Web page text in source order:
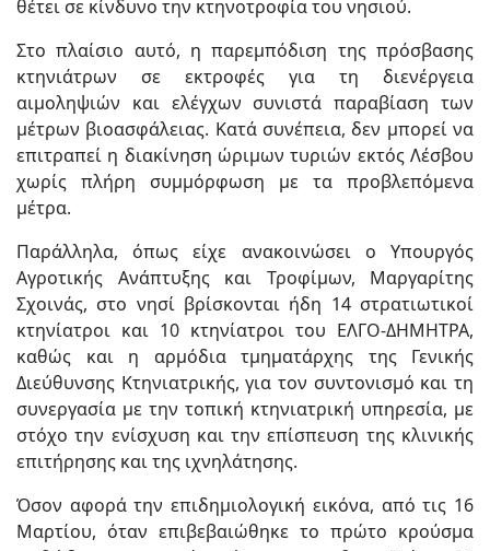
θέτει σε κίνδυνο την κτηνοτροφία του νησιού.
Στο πλαίσιο αυτό, η παρεμπόδιση της πρόσβασης
κτηνιάτρων σε εκτροφές για τη διενέργεια
αιμοληψιών και ελέγχων συνιστά παραβίαση των
μέτρων βιοασφάλειας. Κατά συνέπεια, δεν μπορεί να
επιτραπεί η διακίνηση ώριμων τυριών εκτός Λέσβου
χωρίς πλήρη συμμόρφωση με τα προβλεπόμενα
μέτρα.
Παράλληλα, όπως είχε ανακοινώσει ο Υπουργός
Αγροτικής Ανάπτυξης και Τροφίμων, Μαργαρίτης
Σχοινάς, στο νησί βρίσκονται ήδη 14 στρατιωτικοί
κτηνίατροι και 10 κτηνίατροι του ΕΛΓΟ-ΔΗΜΗΤΡΑ,
καθώς και η αρμόδια τμηματάρχης της Γενικής
Διεύθυνσης Κτηνιατρικής, για τον συντονισμό και τη
συνεργασία με την τοπική κτηνιατρική υπηρεσία, με
στόχο την ενίσχυση και την επίσπευση της κλινικής
επιτήρησης και της ιχνηλάτησης.
Όσον αφορά την επιδημιολογική εικόνα, από τις 16
Μαρτίου, όταν επιβεβαιώθηκε το πρώτο κρούσμα